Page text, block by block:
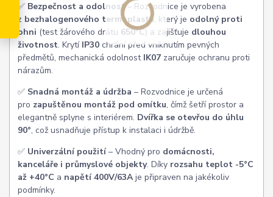
✅ Bezpečnost a odolnost– Rozvodnice je vyrobena
z bezhalogenového termoplastu, který je odolný proti
ohni (test žárového drátu 650°C) a zajišťuje dlouhou
životnost. Krytí IP30 chrání před vniknutím pevných
předmětů, mechanická odolnost IK07 zaručuje ochranu proti
nárazům.
✅ Snadná montáž a údržba – Rozvodnice je určená
pro zapuštěnou montáž pod omítku, čímž šetří prostor a
elegantně splyne s interiérem. Dvířka se otevřou do úhlu
90°, což usnadňuje přístup k instalaci i údržbě.
✅ Univerzální použití– Vhodný pro domácnosti,
kanceláře i průmyslové objekty. Díky rozsahu teplot -5°C
až +40°C a napětí 400V/63Aje připraven na jakékoliv
podmínky.